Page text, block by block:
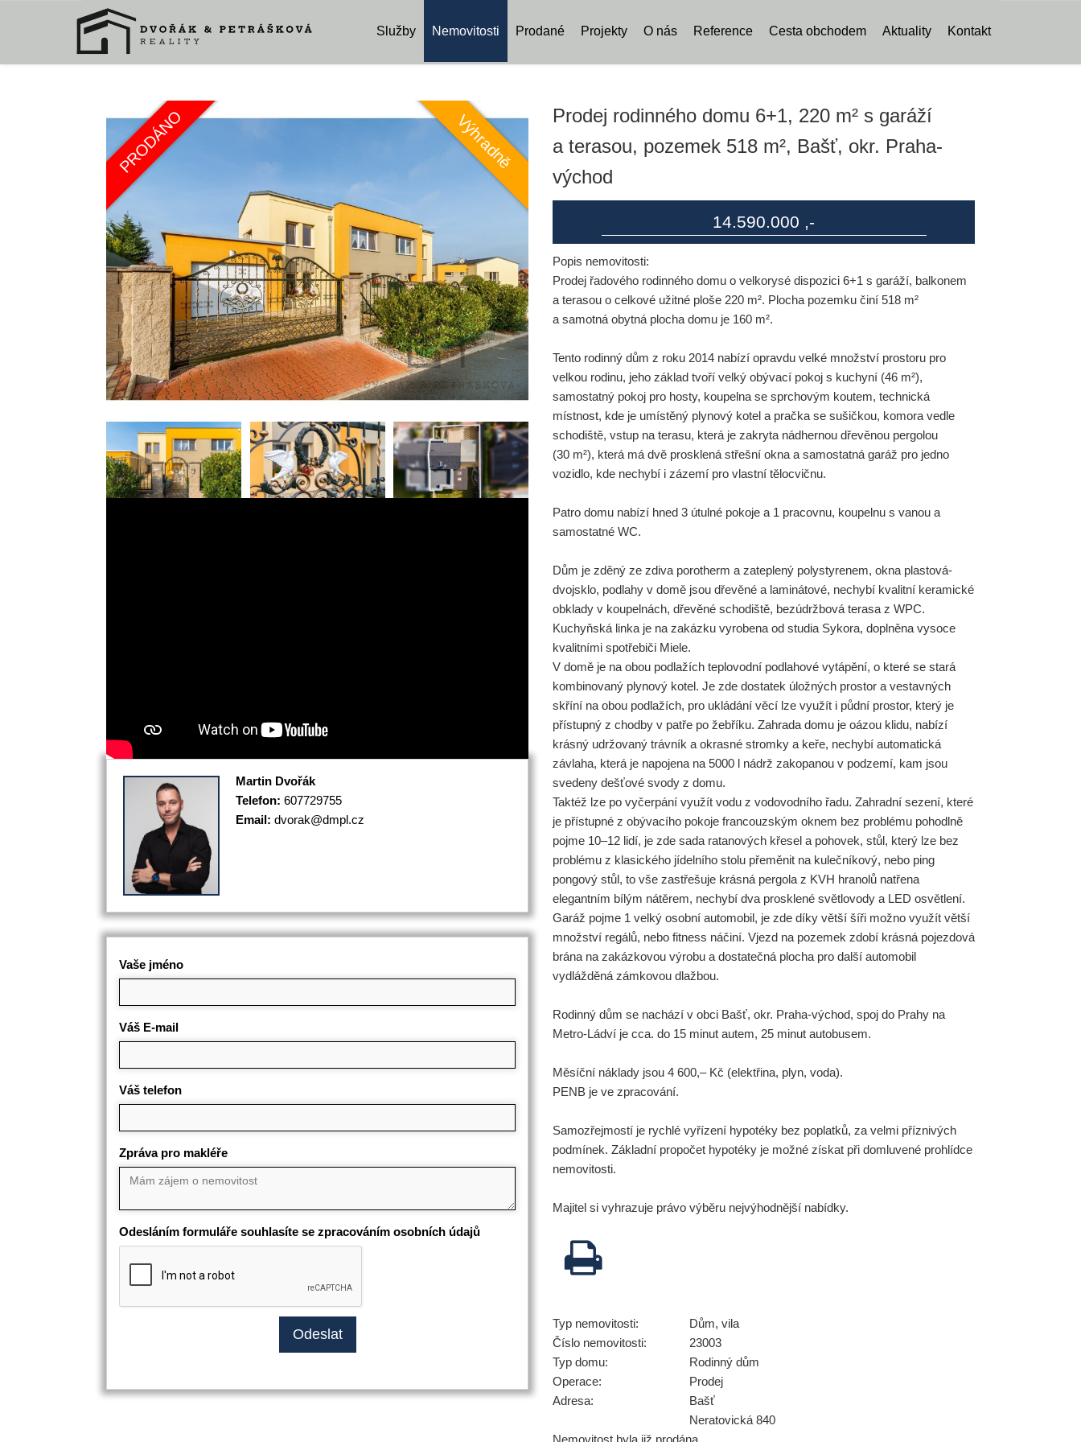
Služby Nemovitosti Prodané Projekty O nás Reference Cesta obchodem Aktuality Kontakt
Martin Dvořák
Telefon: 607729755
Email: dvorak@dmpl.cz
Vaše jméno
Váš E-mail
Váš telefon
Zpráva pro makléře
Odesláním formuláře souhlasíte se zpracováním osobních údajů
Prodej rodinného domu 6+1, 220 m² s garáží
a terasou, pozemek 518 m², Bašť, okr. Praha-
východ
14.590.000 ,-
Popis nemovitosti:
Prodej řadového rodinného domu o velkorysé dispozici 6+1 s garáží, balkonem
a terasou o celkové užitné ploše 220 m². Plocha pozemku činí 518 m²
a samotná obytná plocha domu je 160 m².
Tento rodinný dům z roku 2014 nabízí opravdu velké množství prostoru pro
velkou rodinu, jeho základ tvoří velký obývací pokoj s kuchyní (46 m²),
samostatný pokoj pro hosty, koupelna se sprchovým koutem, technická
místnost, kde je umístěný plynový kotel a pračka se sušičkou, komora vedle
schodiště, vstup na terasu, která je zakryta nádhernou dřevěnou pergolou
(30 m²), která má dvě prosklená střešní okna a samostatná garáž pro jedno
vozidlo, kde nechybí i zázemí pro vlastní tělocvičnu.
Patro domu nabízí hned 3 útulné pokoje a 1 pracovnu, koupelnu s vanou a
samostatné WC.
Dům je zděný ze zdiva porotherm a zateplený polystyrenem, okna plastová-
dvojsklo, podlahy v domě jsou dřevěné a laminátové, nechybí kvalitní keramické
obklady v koupelnách, dřevěné schodiště, bezúdržbová terasa z WPC.
Kuchyňská linka je na zakázku vyrobena od studia Sykora, doplněna vysoce
kvalitními spotřebiči Miele.
V domě je na obou podlažích teplovodní podlahové vytápění, o které se stará
kombinovaný plynový kotel. Je zde dostatek úložných prostor a vestavných
skříní na obou podlažích, pro ukládání věcí lze využít i půdní prostor, který je
přístupný z chodby v patře po žebříku. Zahrada domu je oázou klidu, nabízí
krásný udržovaný trávník a okrasné stromky a keře, nechybí automatická
závlaha, která je napojena na 5000 l nádrž zakopanou v podzemí, kam jsou
svedeny dešťové svody z domu.
Taktéž lze po vyčerpání využít vodu z vodovodního řadu. Zahradní sezení, které
je přístupné z obývacího pokoje francouzským oknem bez problému pohodlně
pojme 10–12 lidí, je zde sada ratanových křesel a pohovek, stůl, který lze bez
problému z klasického jídelního stolu přeměnit na kulečníkový, nebo ping
pongový stůl, to vše zastřešuje krásná pergola z KVH hranolů natřena
elegantním bílým nátěrem, nechybí dva prosklené světlovody a LED osvětlení.
Garáž pojme 1 velký osobní automobil, je zde díky větší šíři možno využít větší
množství regálů, nebo fitness náčiní. Vjezd na pozemek zdobí krásná pojezdová
brána na zakázkovou výrobu a dostatečná plocha pro další automobil
vydlážděná zámkovou dlažbou.
Rodinný dům se nachází v obci Bašť, okr. Praha-východ, spoj do Prahy na
Metro-Ládví je cca. do 15 minut autem, 25 minut autobusem.
Měsíční náklady jsou 4 600,– Kč (elektřina, plyn, voda).
PENB je ve zpracování.
Samozřejmostí je rychlé vyřízení hypotéky bez poplatků, za velmi příznivých
podmínek. Základní propočet hypotéky je možné získat při domluvené prohlídce
nemovitosti.
Majitel si vyhrazuje právo výběru nejvýhodnější nabídky.
Typ nemovitosti:
Dům, vila
Číslo nemovitosti:
23003
Typ domu:
Rodinný dům
Operace:
Prodej
Adresa:
Bašť
Neratovická 840
Nemovitost byla již prodána